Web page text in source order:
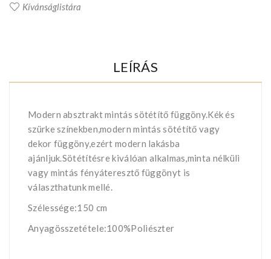
Kívánságlistára
LEÍRÁS
Modern absztrakt mintás sötétítő függöny.Kék és
szürke színekben,modern mintás sötétítő vagy
dekor függöny,ezért modern lakásba
ajánljuk.Sötétítésre kiválóan alkalmas,minta nélküli
vagy mintás fényáteresztő függönyt is
választhatunk mellé.
Szélessége:150 cm
Anyagösszetétele:100%Poliészter